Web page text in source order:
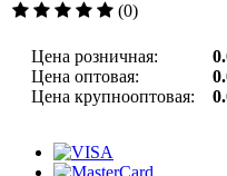
(0)
Цена розничная:
Цена оптовая:
Цена крупнооптовая: